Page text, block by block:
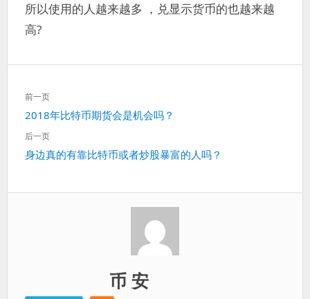
所以使用的人越来越多 ，兑显示货币的也越来越
高?
文
章
导
航
前一页
上
一
2018年比特币期货会是机会吗？
后一页
下
身边真的有靠比特币或者炒股暴富的人吗？
币 安